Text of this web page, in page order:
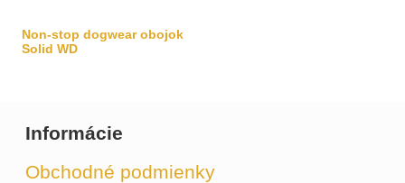
Non-stop dogwear obojok
Solid WD
Informácie
Obchodné podmienky